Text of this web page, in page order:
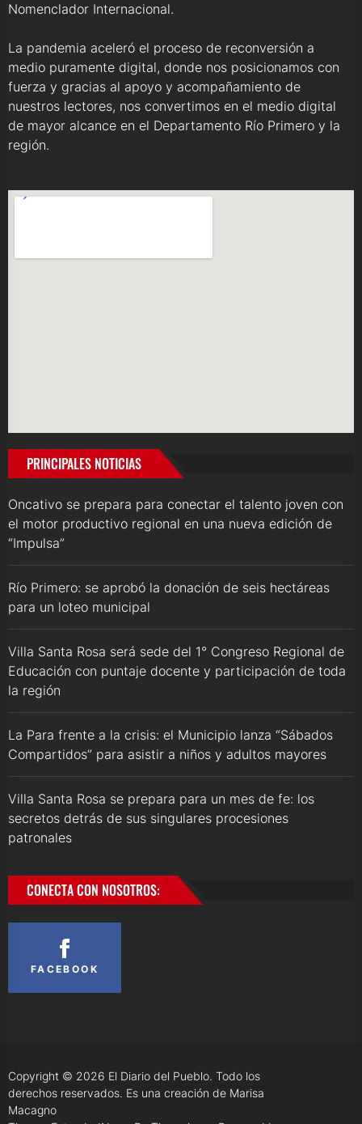
Nomenclador Internacional.
La pandemia aceleró el proceso de reconversión a
medio puramente digital, donde nos posicionamos con
fuerza y gracias al apoyo y acompañamiento de
nuestros lectores, nos convertimos en el medio digital
de mayor alcance en el Departamento Río Primero y la
región.
PRINCIPALES NOTICIAS
Oncativo se prepara para conectar el talento joven con
el motor productivo regional en una nueva edición de
“Impulsa”
Río Primero: se aprobó la donación de seis hectáreas
para un loteo municipal
Villa Santa Rosa será sede del 1° Congreso Regional de
Educación con puntaje docente y participación de toda
la región
La Para frente a la crisis: el Municipio lanza “Sábados
Compartidos” para asistir a niños y adultos mayores
Villa Santa Rosa se prepara para un mes de fe: los
secretos detrás de sus singulares procesiones
patronales
CONECTA CON NOSOTROS:
FACEBOOK
Copyright © 2026 El Diario del Pueblo. Todo los
derechos reservados. Es una creación de Marisa
Macagno